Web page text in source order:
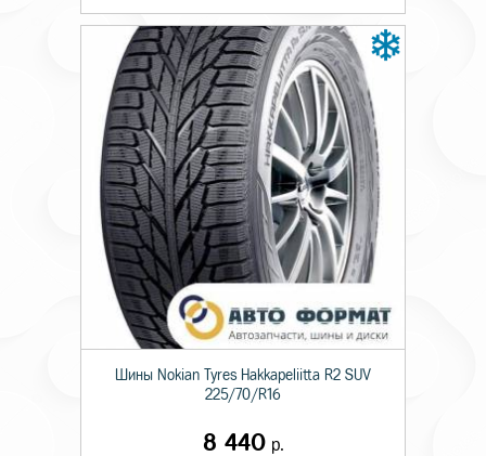
Шины Nokian Tyres Hakkapeliitta R2 SUV
225/70/R16
8 440р.